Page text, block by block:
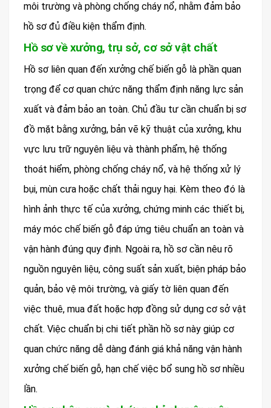
môi trường và phòng chống cháy nổ, nhằm đảm bảo
hồ sơ đủ điều kiện thẩm định.
Hồ sơ về xưởng, trụ sở, cơ sở vật chất
Hồ sơ liên quan đến xưởng chế biến gỗ là phần quan
trọng để cơ quan chức năng thẩm định năng lực sản
xuất và đảm bảo an toàn. Chủ đầu tư cần chuẩn bị sơ
đồ mặt bằng xưởng, bản vẽ kỹ thuật của xưởng, khu
vực lưu trữ nguyên liệu và thành phẩm, hệ thống
thoát hiểm, phòng chống cháy nổ, và hệ thống xử lý
bụi, mùn cưa hoặc chất thải nguy hại. Kèm theo đó là
hình ảnh thực tế của xưởng, chứng minh các thiết bị,
máy móc chế biến gỗ đáp ứng tiêu chuẩn an toàn và
vận hành đúng quy định. Ngoài ra, hồ sơ cần nêu rõ
nguồn nguyên liệu, công suất sản xuất, biện pháp bảo
quản, bảo vệ môi trường, và giấy tờ liên quan đến
việc thuê, mua đất hoặc hợp đồng sử dụng cơ sở vật
chất. Việc chuẩn bị chi tiết phần hồ sơ này giúp cơ
quan chức năng dễ dàng đánh giá khả năng vận hành
xưởng chế biến gỗ, hạn chế việc bổ sung hồ sơ nhiều
lần.